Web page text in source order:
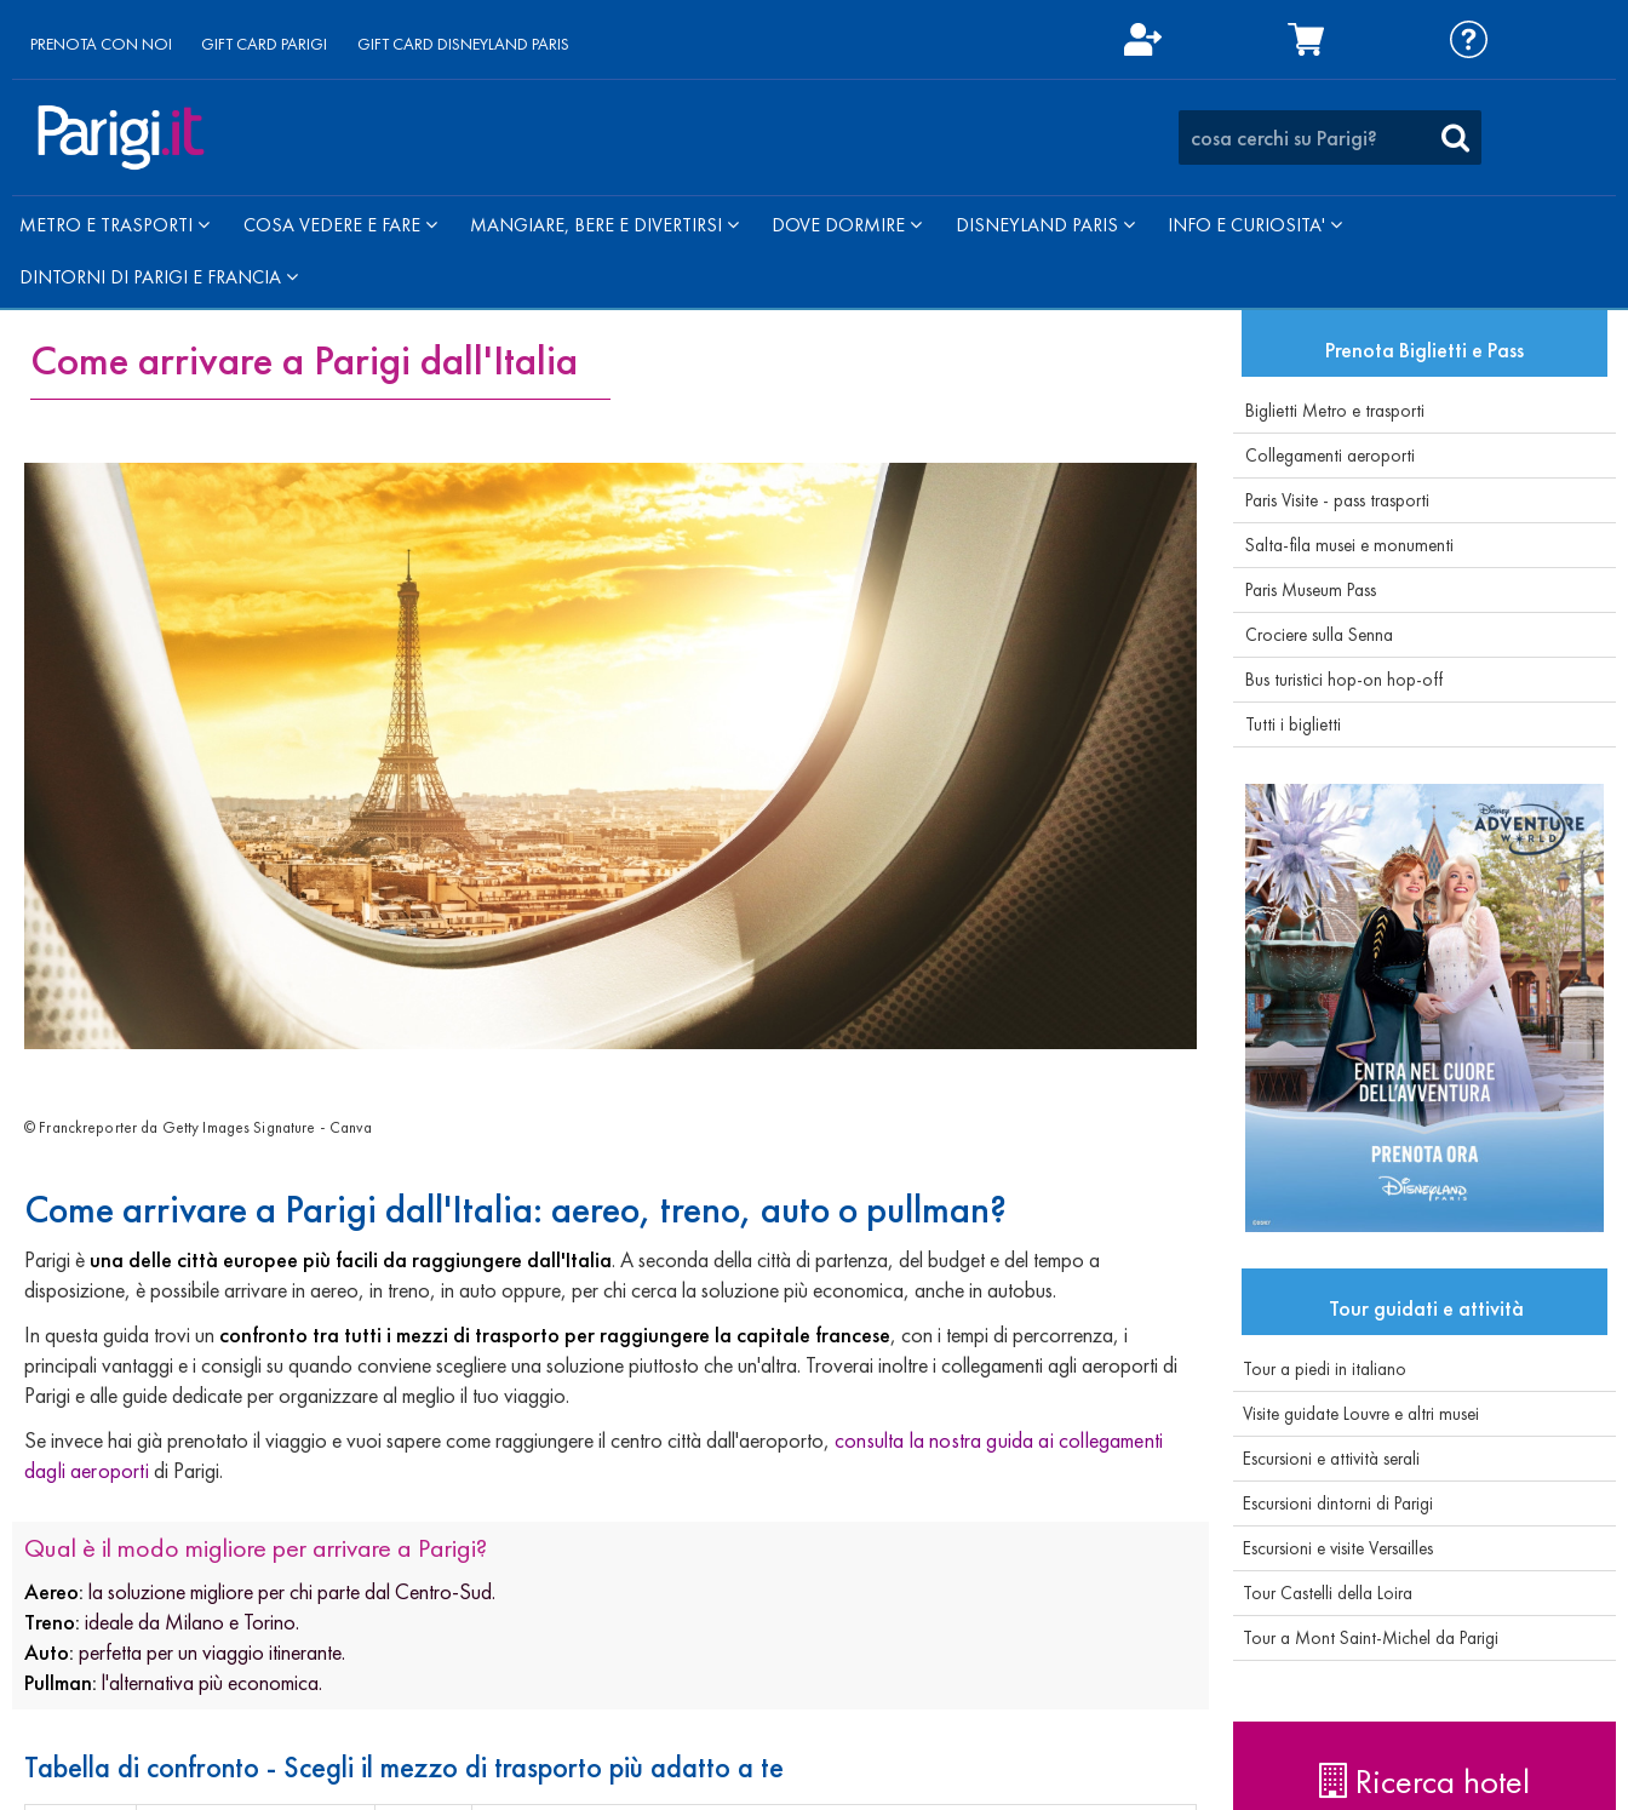
PRENOTA CON NOI GIFT CARD PARIGI GIFT CARD DISNEYLAND PARIS
METRO E TRASPORTI COSA VEDERE E FARE MANGIARE, BERE E DIVERTIRSI DOVE DORMIRE DISNEYLAND PARIS INFO E CURIOSITA'
DINTORNI DI PARIGI E FRANCIA
Come arrivare a Parigi dall'Italia
© Franckreporter da Getty Images Signature - Canva
Come arrivare a Parigi dall'Italia: aereo, treno, auto o pullman?
Parigi è una delle città europee più facili da raggiungere dall'Italia. A seconda della città di partenza, del budget e del tempo a
disposizione, è possibile arrivare in aereo, in treno, in auto oppure, per chi cerca la soluzione più economica, anche in autobus.
In questa guida trovi un confronto tra tutti i mezzi di trasporto per raggiungere la capitale francese, con i tempi di percorrenza, i
principali vantaggi e i consigli su quando conviene scegliere una soluzione piuttosto che un'altra. Troverai inoltre i collegamenti agli aeroporti di
Parigi e alle guide dedicate per organizzare al meglio il tuo viaggio.
Se invece hai già prenotato il viaggio e vuoi sapere come raggiungere il centro città dall'aeroporto, consulta la nostra guida ai collegamenti
dagli aeroporti di Parigi.
Qual è il modo migliore per arrivare a Parigi?
Aereo: la soluzione migliore per chi parte dal Centro-Sud.
Treno: ideale da Milano e Torino.
Auto: perfetta per un viaggio itinerante.
Pullman: l'alternativa più economica.
Tabella di confronto - Scegli il mezzo di trasporto più adatto a te
Prenota Biglietti e Pass
Biglietti Metro e trasporti
Collegamenti aeroporti
Paris Visite - pass trasporti
Salta-fila musei e monumenti
Paris Museum Pass
Crociere sulla Senna
Bus turistici hop-on hop-off
Tutti i biglietti
Tour guidati e attività
Tour a piedi in italiano
Visite guidate Louvre e altri musei
Escursioni e attività serali
Escursioni dintorni di Parigi
Escursioni e visite Versailles
Tour Castelli della Loira
Tour a Mont Saint-Michel da Parigi
Ricerca hotel